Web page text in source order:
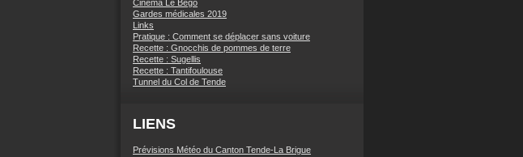
Cinéma Le Bego
Gardes médicales 2019
Links
Pratique : Comment se déplacer sans voiture
Recette : Gnocchis de pommes de terre
Recette : Sugellis
Recette : Tantifoulouse
Tunnel du Col de Tende
LIENS
Prévisions Météo du Canton Tende-La Brigue